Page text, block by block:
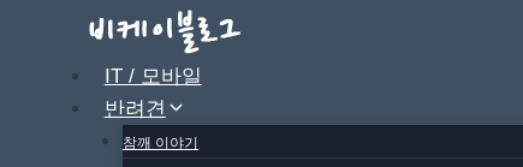
IT / 모바일
반려견
참깨 이야기